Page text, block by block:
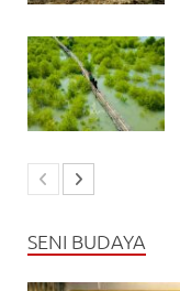
SENI BUDAYA